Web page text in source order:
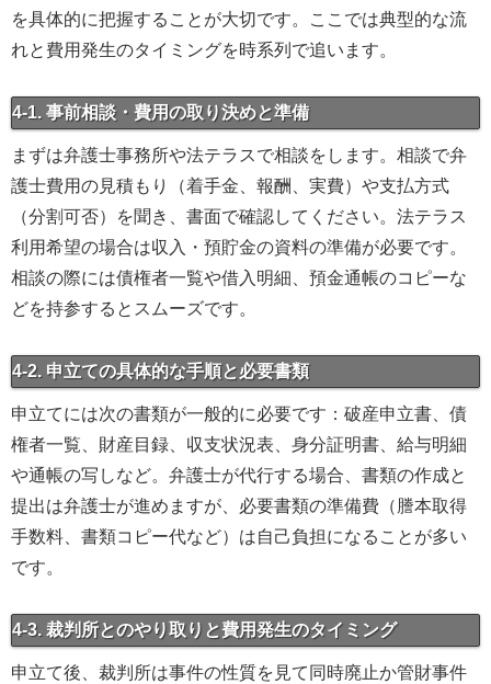
を具体的に把握することが大切です。ここでは典型的な流
れと費用発生のタイミングを時系列で追います。
4-1. 事前相談・費用の取り決めと準備
まずは弁護士事務所や法テラスで相談をします。相談で弁
護士費用の見積もり（着手金、報酬、実費）や支払方式
（分割可否）を聞き、書面で確認してください。法テラス
利用希望の場合は収入・預貯金の資料の準備が必要です。
相談の際には債権者一覧や借入明細、預金通帳のコピーな
どを持参するとスムーズです。
4-2. 申立ての具体的な手順と必要書類
申立てには次の書類が一般的に必要です：破産申立書、債
権者一覧、財産目録、収支状況表、身分証明書、給与明細
や通帳の写しなど。弁護士が代行する場合、書類の作成と
提出は弁護士が進めますが、必要書類の準備費（謄本取得
手数料、書類コピー代など）は自己負担になることが多い
です。
4-3. 裁判所とのやり取りと費用発生のタイミング
申立て後、裁判所は事件の性質を見て同時廃止か管財事件